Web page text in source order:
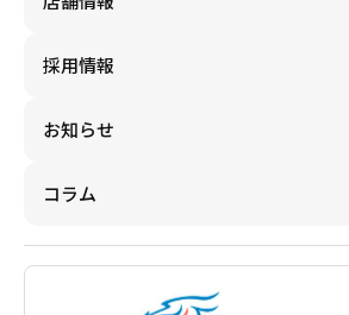
採用情報
お知らせ
コラム